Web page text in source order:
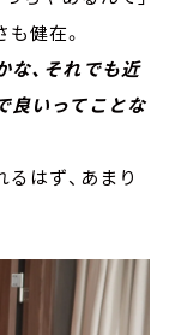
健在。
な、それでも近
良いってことな
はず、あまり